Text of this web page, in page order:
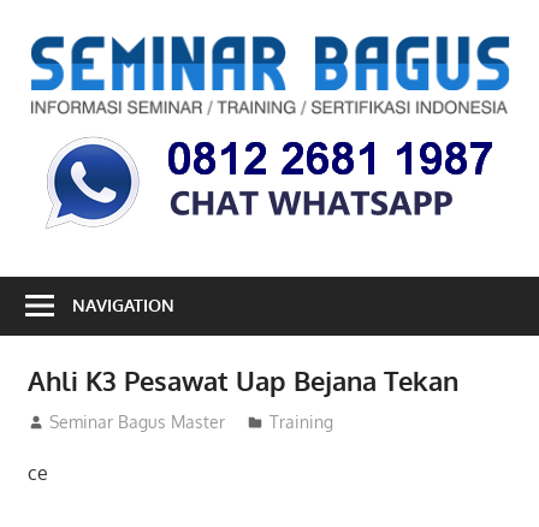
content
Informasi
Seminar,
Training
dan
Indonesia
NAVIGATION
Ahli K3 Pesawat Uap Bejana Tekan
05/04/2013
Seminar Bagus Master Training
ce